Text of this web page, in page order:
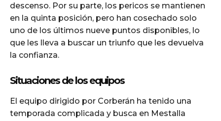
descenso. Por su parte, los pericos se mantienen
en la quinta posición, pero han cosechado solo
uno de los últimos nueve puntos disponibles, lo
que les lleva a buscar un triunfo que les devuelva
la confianza.
Situaciones de los equipos
El equipo dirigido por Corberán ha tenido una
temporada complicada y busca en Mestalla